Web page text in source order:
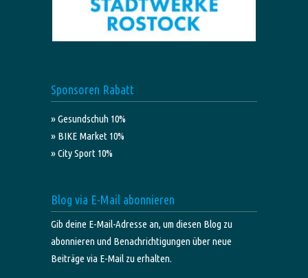
Sponsoren Rabatt
» Gesundschuh 10%
» BIKE Market 10%
» City Sport 10%
Blog via E-Mail abonnieren
Gib deine E-Mail-Adresse an, um diesen Blog zu
abonnieren und Benachrichtigungen über neue
Beiträge via E-Mail zu erhalten.